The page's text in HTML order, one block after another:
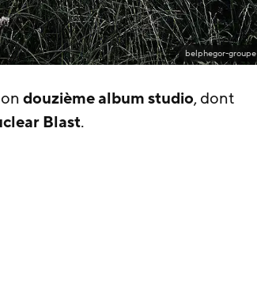
belphegor-groupe
douzième album studio, dont
Blast.